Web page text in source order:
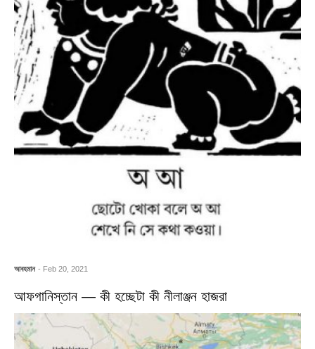
আবহমান - Feb 20, 2021
আফগানিস্তান — কী হচ্ছেটা কী নীলাঞ্জন হাজরা